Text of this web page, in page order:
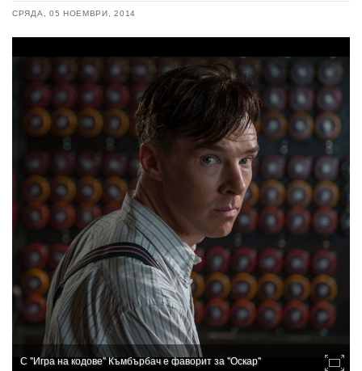
СРЯДА, 05 НОЕМВРИ, 2014
С "Игра на кодове" Къмбърбач е фаворит за "Оскар"